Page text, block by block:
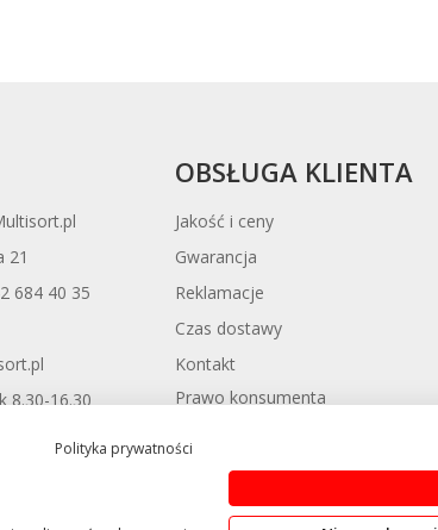
21
684 40 35
8.30-16.30
OBSŁUGA KLIENTA
Jakość i ceny
Gwarancja
Reklamacje
Czas dostawy
Kontakt
Prawo konsumenta
Polityka prywatności